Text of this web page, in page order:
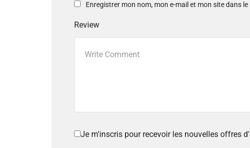
Enregistrer mon nom, mon e-mail et mon site dans
Review
Je m'inscris pour recevoir les nouvelles offres